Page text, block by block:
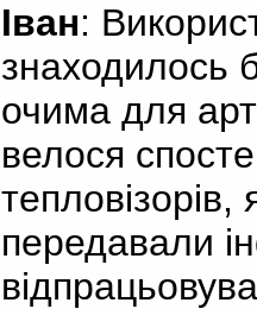
Іван:
знаходилось
очима для
велося
передавали